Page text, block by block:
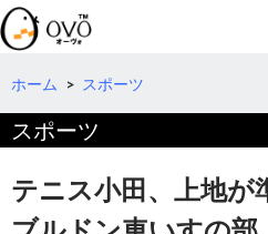
検
索
コ
テ
へ
ホーム > スポーツ
スポーツ
テニス小田、上地が